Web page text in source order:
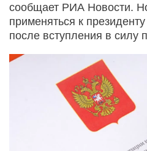
сообщает РИА Новости.
применяться к
после вступления в силу